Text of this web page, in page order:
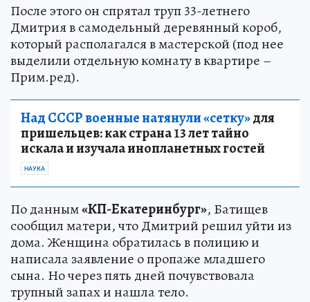
После этого он спрятал труп 33-летнего
Дмитрия в самодельный деревянный короб,
который располагался в мастерской (под нее
выделили отдельную комнату в квартире –
Прим.ред).
Над СССР военные натянули «сетку»для
пришельцев: как страна 13 лет тайно
искала и изучала инопланетных гостей
НАУКА
По данным«КП-Екатеринбург», Батищев
сообщил матери, что Дмитрий решил уйти из
дома. Женщина обратилась в полицию и
написала заявление о пропаже младшего
сына. Но через пять дней почувствовала
трупный запах и нашла тело.